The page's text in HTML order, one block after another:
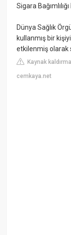
Sigara
Dünya Sağlık
kullanmış bir
etkilenmiş olarak
Kaynak
cemkaya.net